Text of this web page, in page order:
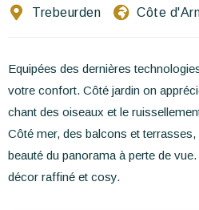
Trebeurden Côte
Equipées des dernières
votre confort. Côté jardin on
chant des oiseaux et le
Côté mer, des balcons et
beauté du panorama à perte de
décor raffiné et cosy.